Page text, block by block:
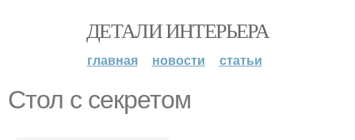
ДЕТАЛИ ИНТЕРЬЕРА
главная новости статьи
Стол с секретом